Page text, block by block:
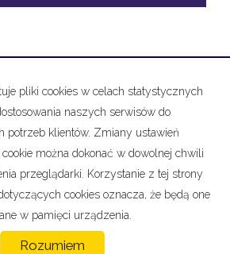
Dodaj ją do naszej bazy!
dla biur nieruchomości
pliki cookies w celach statystycznych
naszych serwisów do
potrzeb klientów. Zmiany ustawień
można dokonać w dowolnej chwili
przeglądarki. Korzystanie z tej strony
cookies oznacza, że będą one
w pamięci urządzenia.
Rozumiem